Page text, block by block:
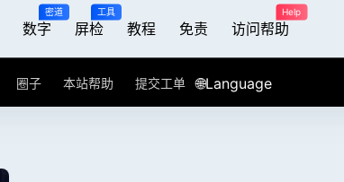
数字
密道
屏检
工具
教程 免责 访问帮助
Help
圈子 本站帮助 提交工单 🌐Language